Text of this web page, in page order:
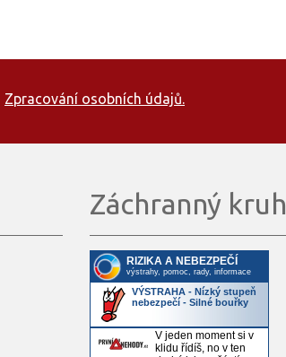
Zpracování osobních údajů.
Záchranný kruh